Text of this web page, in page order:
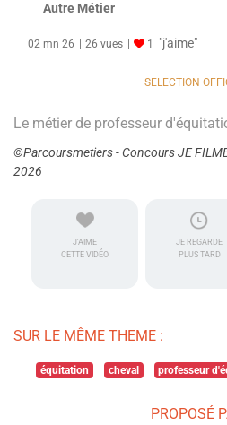
Autre Métier
02 mn 26 26 vues 1 "j'aime"
SELECTION
Le métier de professeur
©Parcoursmetiers - Concours JE
2026
J'AIME
CETTE VIDÉO
JE REGARDE
PLUS TARD
SUR LE MÊME THEME :
équitation cheval professeur
PROPOSÉ